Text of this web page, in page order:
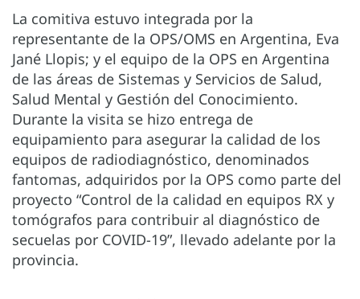
La comitiva estuvo integrada por la
representante de la OPS/OMS en Argentina, Eva
Jané Llopis; y el equipo de la OPS en Argentina
de las áreas de Sistemas y Servicios de Salud,
Salud Mental y Gestión del Conocimiento.
Durante la visita se hizo entrega de
equipamiento para asegurar la calidad de los
equipos de radiodiagnóstico, denominados
fantomas, adquiridos por la OPS como parte del
proyecto “Control de la calidad en equipos RX y
tomógrafos para contribuir al diagnóstico de
secuelas por COVID-19”, llevado adelante por la
provincia.